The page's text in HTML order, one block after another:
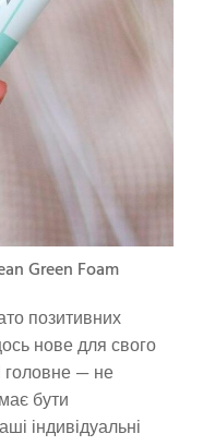
Green Foam
позитивних
нове для свого
головне — не
бути
індивідуальні